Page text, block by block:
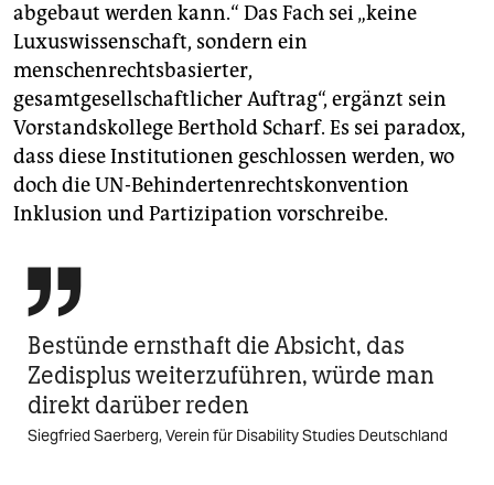
abgebaut werden kann.“ Das Fach sei „keine
Luxuswissenschaft, sondern ein
menschenrechtsbasierter,
gesamtgesellschaftlicher Auftrag“, ergänzt sein
Vorstandskollege Berthold Scharf. Es sei paradox,
dass diese Institutionen geschlossen werden, wo
doch die UN-Behindertenrechtskonvention
Inklusion und Partizipation vorschreibe.

Bestünde ernsthaft die Absicht, das
Zedisplus weiterzuführen, würde man
direkt darüber reden
Siegfried Saerberg, Verein für Disability Studies Deutschland